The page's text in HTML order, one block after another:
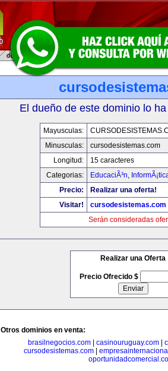
El dueño de este dominio lo
Mayusculas:
Minusculas:
cursodesistemas.com
Longitud:
15 caracteres
Categorias:
EducaciÃ³n,
Precio:
Realizar una oferta!
Visitar!
cursodesistemas.com
Serán consideradas
Realizar una Oferta
Precio Ofrecido $
Otros dominios en venta:
brasilnegocios.com| casinouruguay.com|
cursodesistemas.com